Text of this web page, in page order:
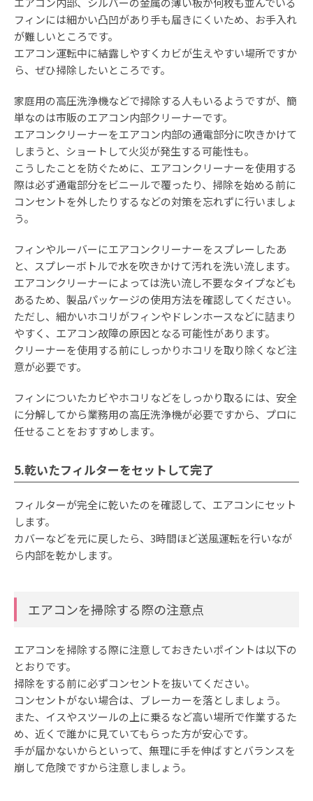
フィンには細かい凸凹があり手も届きにくいため、お手入れ
が難しいところです。
エアコン運転中に結露しやすくカビが生えやすい場所ですか
ら、ぜひ掃除したいところです。
家庭用の高圧洗浄機などで掃除する人もいるようですが、簡
単なのは市販のエアコン内部クリーナーです。
エアコンクリーナーをエアコン内部の通電部分に吹きかけて
しまうと、ショートして火災が発生する可能性も。
こうしたことを防ぐために、エアコンクリーナーを使用する
際は必ず通電部分をビニールで覆ったり、掃除を始める前に
コンセントを外したりするなどの対策を忘れずに行いましょ
う。
フィンやルーバーにエアコンクリーナーをスプレーしたあ
と、スプレーボトルで水を吹きかけて汚れを洗い流します。
エアコンクリーナーによっては洗い流し不要なタイプなども
あるため、製品パッケージの使用方法を確認してください。
ただし、細かいホコリがフィンやドレンホースなどに詰まり
やすく、エアコン故障の原因となる可能性があります。
クリーナーを使用する前にしっかりホコリを取り除くなど注
意が必要です。
フィンについたカビやホコリなどをしっかり取るには、安全
に分解してから業務用の高圧洗浄機が必要ですから、プロに
任せることをおすすめします。
5.乾いたフィルターをセットして完了
フィルターが完全に乾いたのを確認して、エアコンにセット
します。
カバーなどを元に戻したら、3時間ほど送風運転を行いなが
ら内部を乾かします。
エアコンを掃除する際の注意点
エアコンを掃除する際に注意しておきたいポイントは以下の
とおりです。
掃除をする前に必ずコンセントを抜いてください。
コンセントがない場合は、ブレーカーを落としましょう。
また、イスやスツールの上に乗るなど高い場所で作業するた
め、近くで誰かに見ていてもらった方が安心です。
手が届かないからといって、無理に手を伸ばすとバランスを
崩して危険ですから注意しましょう。